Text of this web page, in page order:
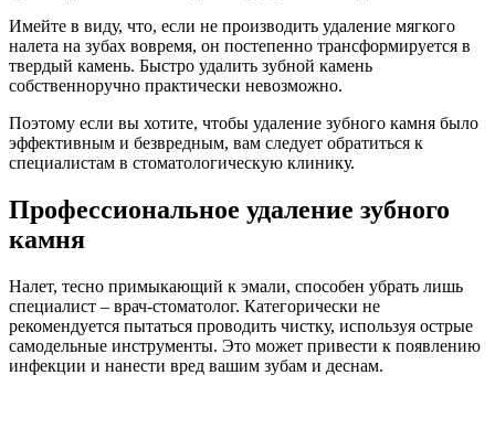
Имейте в виду, что, если не производить удаление мягкого
налета на зубах вовремя, он постепенно трансформируется в
твердый камень. Быстро удалить зубной камень
собственноручно практически невозможно.
Поэтому если вы хотите, чтобы удаление зубного камня было
эффективным и безвредным, вам следует обратиться к
специалистам в стоматологическую клинику.
Профессиональное удаление зубного
камня
Налет, тесно примыкающий к эмали, способен убрать лишь
специалист – врач-стоматолог. Категорически не
рекомендуется пытаться проводить чистку, используя острые
самодельные инструменты. Это может привести к появлению
инфекции и нанести вред вашим зубам и деснам.